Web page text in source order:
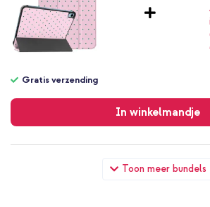
Toon meer bundels
Gratis verzending
In winkelmandje
verzending
imoshion Design Trifold Bookcase Apple
A16 / iPad 10 (2022) 10.9 inch - Happy